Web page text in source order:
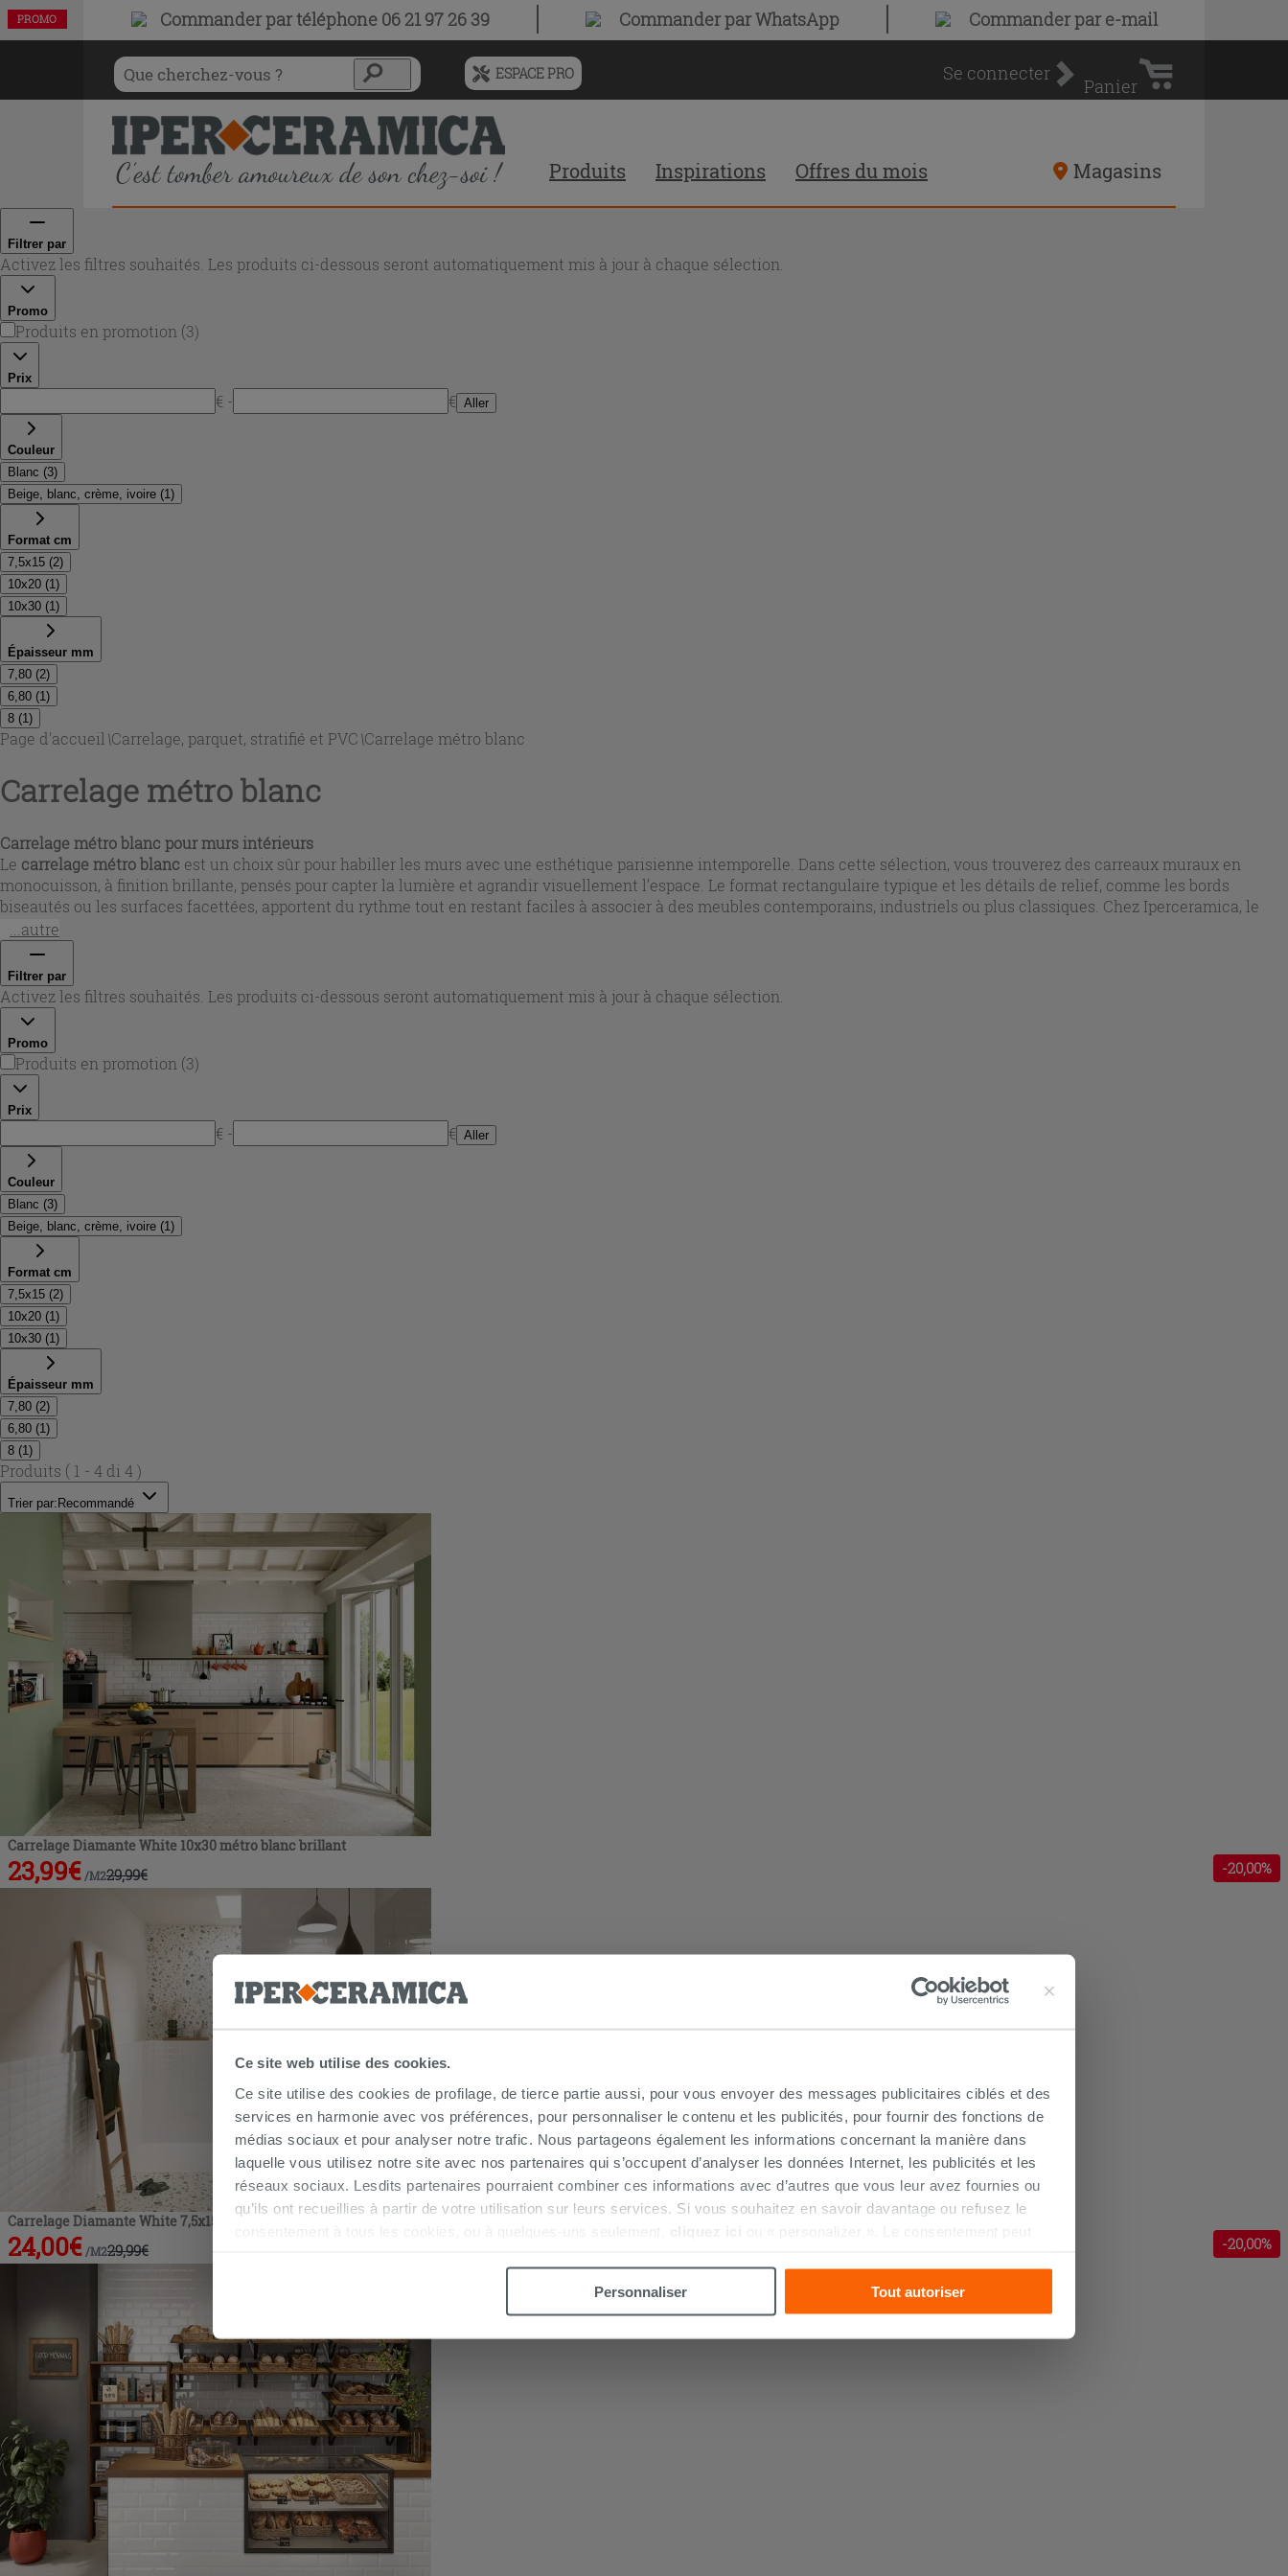
Ce site web utilise des cookies.
Ce site utilise des cookies de profilage, de tierce partie aussi, pour vous envoyer des messages publicitaires ciblés et des
services en harmonie avec vos préférences, pour personnaliser le contenu et les publicités, pour fournir des fonctions de
médias sociaux et pour analyser notre trafic. Nous partageons également les informations concernant la manière dans
laquelle vous utilisez notre site avec nos partenaires qui s’occupent d’analyser les données Internet, les publicités et les
réseaux sociaux. Lesdits partenaires pourraient combiner ces informations avec d’autres que vous leur avez fournies ou
qu’ils ont recueillies à partir de votre utilisation sur leurs services. Si vous souhaitez en savoir davantage ou refusez le
consentement à tous les cookies, ou à quelques-uns seulement,
cliquez ici ou « personalizer ». Le consentement peut
Personnaliser
Tout autoriser
Commander par téléphone 06 21 97 26 39 Commander par WhatsApp Commander par e-mail
Menu
l'historique
des
recherches
du
recommandé
du
ESPACE PRO Se connecter
d'achat
Panier
Produits Inspirations Offres du mois Magasins
Filtrer par
Activez les filtres souhaités. Les produits ci-dessous seront automatiquement mis à jour à chaque sélection.
Promo
Produits en promotion (3)
Prix
€ - € Aller
Couleur
Blanc (3)
Beige, blanc, crème, ivoire (1)
Format cm
7,5x15 (2)
10x20 (1)
10x30 (1)
Épaisseur mm
7,80 (2)
6,80 (1)
8 (1)
Page d'accueil \Carrelage, parquet, stratifié et PVC\Carrelage métro blanc
Carrelage métro blanc
Carrelage métro blanc pour murs intérieurs
Le carrelage métro blanc est un choix sûr pour habiller les murs avec une esthétique parisienne intemporelle. Dans cette sélection, vous trouverez des carreaux muraux en
monocuisson, à finition brillante, pensés pour capter la lumière et agrandir visuellement l’espace. Le format rectangulaire typique et les détails de relief, comme les bords
biseautés ou les surfaces facettées, apportent du rythme tout en restant faciles à associer à des meubles contemporains, industriels ou plus classiques. Chez Iperceramica, le
Carrelage métro blanc
...autre
Filtrer par
Activez les filtres souhaités. Les produits ci-dessous seront automatiquement mis à jour à chaque sélection.
Promo
Produits en promotion (3)
Prix
€ - € Aller
Couleur
Blanc (3)
Beige, blanc, crème, ivoire (1 )
Format cm
7,5x15 (2)
10x20 (1 )
10x30 (1 )
Épaisseur mm
7,80 (2)
6,80 (1 )
8 (1 )
Produits ( 1 - 4 di 4 )
Trier par: Recommandé
PROMO
Carrelage Diamante White 10x30 métro blanc brillant
23,99€ /M229,99€ -20,00%
PROMO
Carrelage Diamante White 7,5x15 métro blanc brillant
24,00€ /M229,99€ -20,00%
PROMO